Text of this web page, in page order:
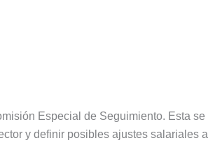
Especial de Seguimiento. Esta se
y definir posibles ajustes salariales a